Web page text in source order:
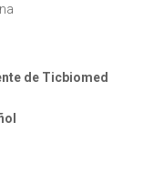
de Ticbiomed